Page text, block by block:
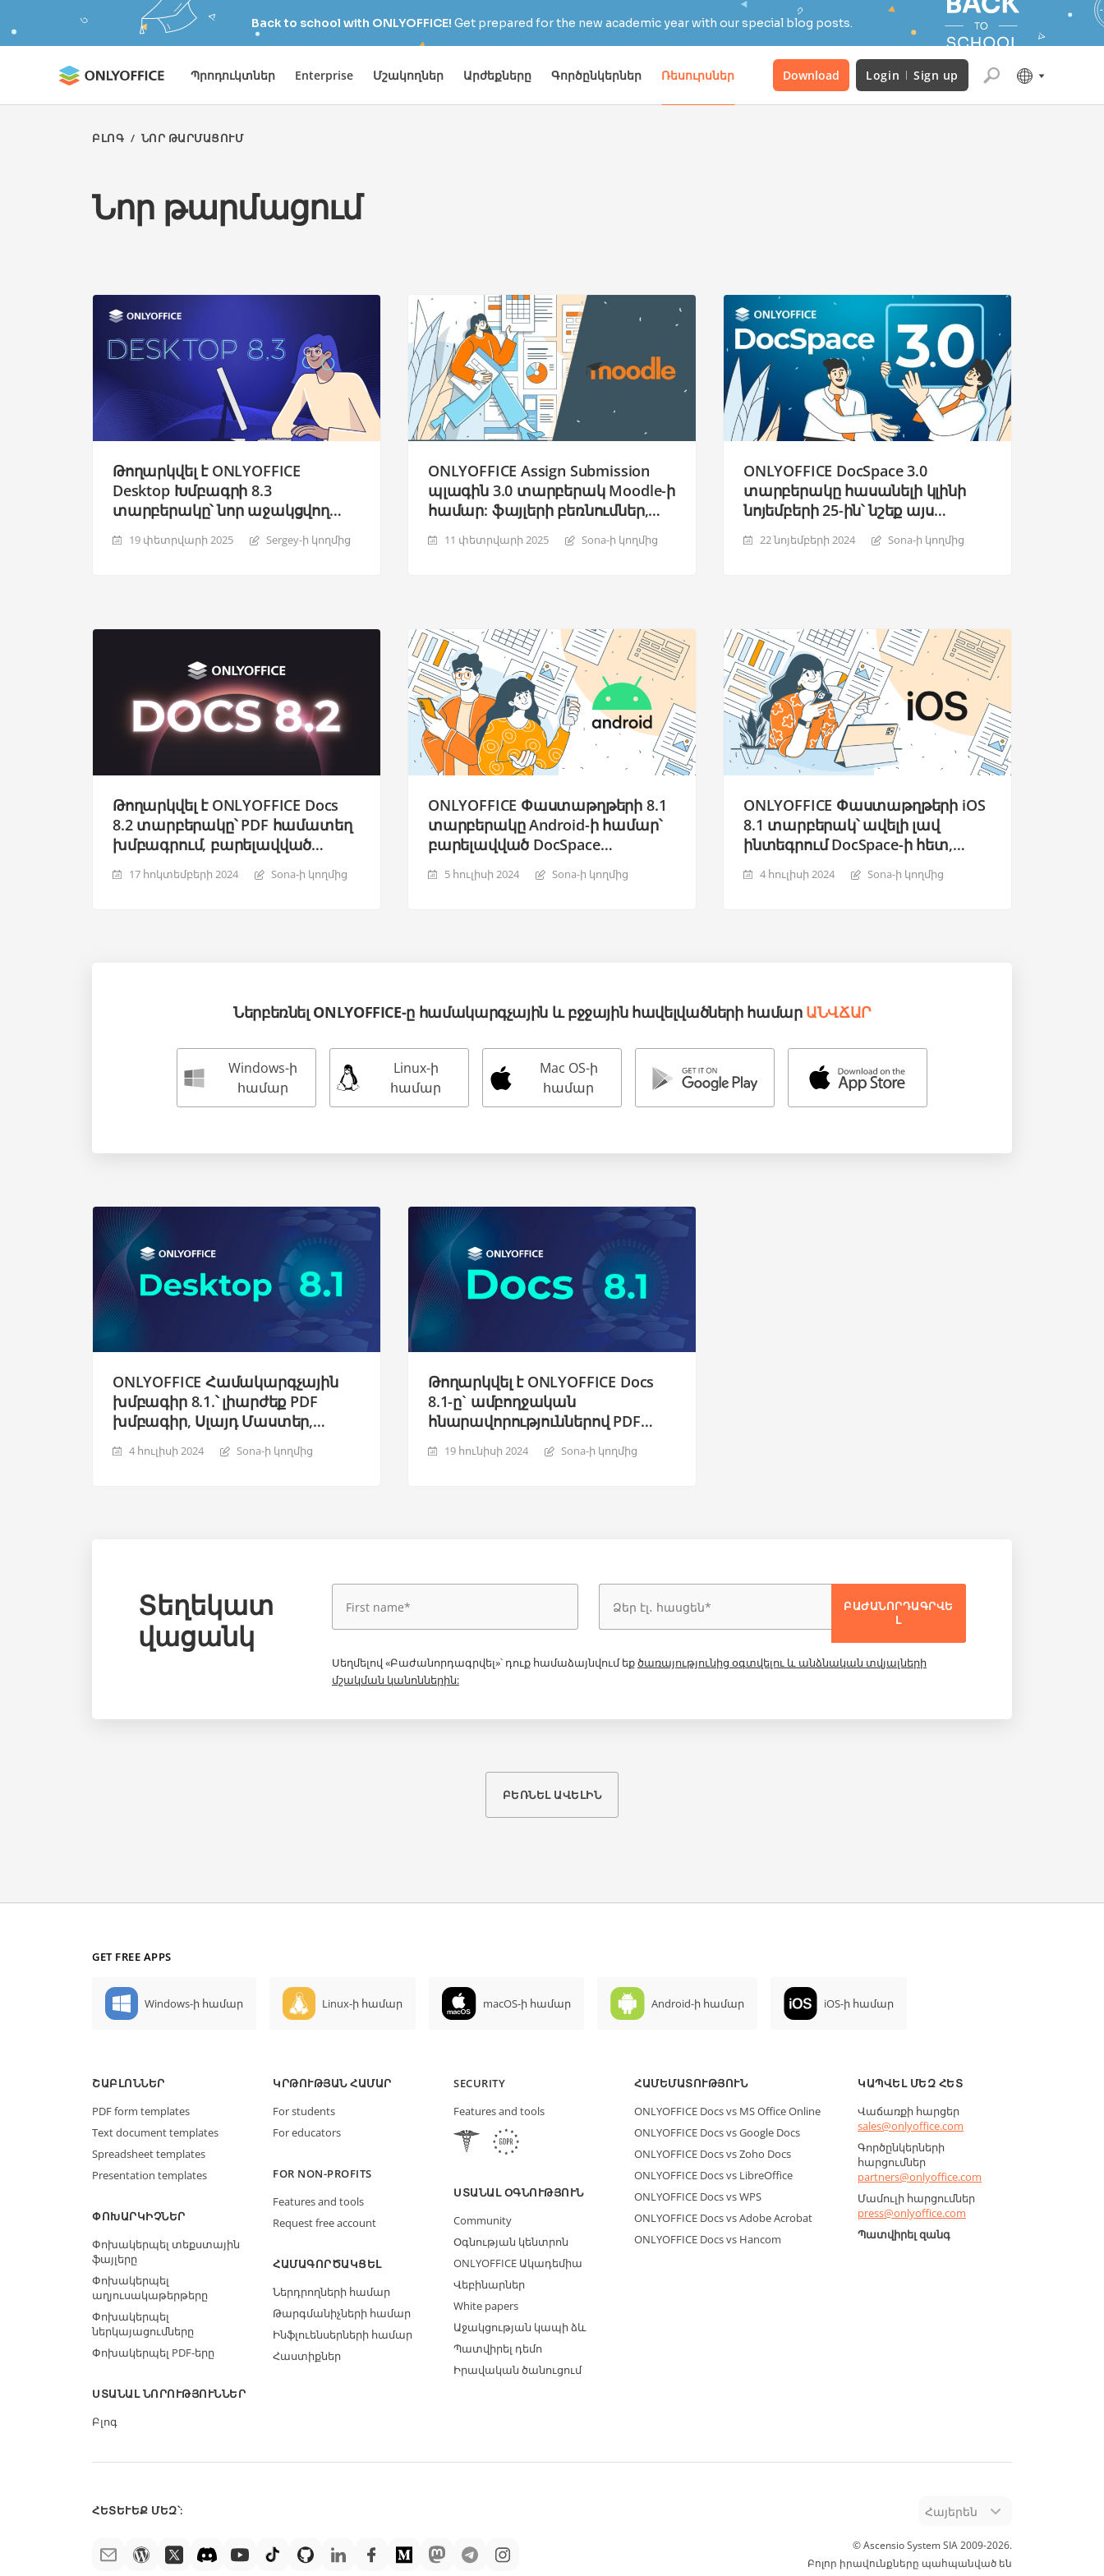
Back to school with ONLYOFFICE! Get prepared for the new academic year with our special blog posts.
Պրոդուկտներ Enterprise Մշակողներ Արժեքները Գործընկերներ Ռեսուրսներ Download Login Sign up
ԲԼՈԳ / ՆՈՐ ԹԱՐՄԱՑՈՒՄ
Նոր թարմացում
Թողարկվել է ONLYOFFICE
Desktop Խմբագրի 8.3
տարբերակը՝ նոր աջակցվող
Միաձուլվող ձևեր,
19 փետրվարի 2025 Sergey-ի կողմից
ONLYOFFICE Assign Submission
պլագին 3.0 տարբերակ Moodle-ի
համար: ֆայլերի բեռնումներ,
բարելավված PDF ձևերի
11 փետրվարի 2025 Sona-ի կողմից
ONLYOFFICE DocSpace 3.0
տարբերակը հասանելի կլինի
նոյեմբերի 25-ին՝ նշեք այս
անվճար վեբինարին:
22 նոյեմբերի 2024 Sona-ի կողմից
Թողարկվել է ONLYOFFICE Docs
8.2 տարբերակը՝ PDF համատեղ
խմբագրում, բարելավված
աշխատանք, RTL
17 հոկտեմբերի 2024 Sona-ի կողմից
ONLYOFFICE Փաստաթղթերի 8.1
տարբերակը Android-ի համար՝
բարելավված DocSpace
նույնականացում, ինտերֆեյսի
5 հուլիսի 2024 Sona-ի կողմից
ONLYOFFICE Փաստաթղթերի iOS
8.1 տարբերակ՝ ավելի լավ
ինտեգրում DocSpace-ի հետ,
ուղղահայաց հավասարեցում
4 հուլիսի 2024 Sona-ի կողմից
Ներբեռնել ONLYOFFICE-ը համակարգչային և բջջային հավելվածների համար ԱՆՎՃԱՐ
Windows-ի
համար
Linux-ի
համար
Mac OS-ի
համար
ONLYOFFICE Համակարգչային
խմբագիր 8.1.՝ լիարժեք PDF
խմբագիր, Սլայդ Մաստեր,
բարելավված RTL,
տեղայնացման նոր
4 հուլիսի 2024 Sona-ի կողմից
Թողարկվել է ONLYOFFICE Docs
8.1-ը` ամբողջական
հնարավորություններով PDF
խմբագիր, Սլայդ Մաստեր,
բարելավված RTL, ընդլայնված
19 հունիսի 2024 Sona-ի կողմից
Տեղեկատ
վացանկ
ԲԱԺԱՆՈՐԴԱԳՐՎԵ
Լ
Սեղմելով «Բաժանորդագրվել»՝ դուք համաձայնվում եքծառայությունից օգտվելու և անձնական տվյալների
մշակման կանոններին:
ԲԵՌՆԵԼ ԱՎԵԼԻՆ
GET FREE APPS
Windows-ի համար Linux-ի համար macOS-ի համար Android-ի համար iOS-ի համար
ՇԱԲԼՈՆՆԵՐ
PDF form templates
Text document templates
Spreadsheet templates
Presentation templates
ՓՈԽԱՐԿԻՉՆԵՐ
Փոխակերպել տեքստային
ֆայլերը
Փոխակերպել
աղյուսակաթերթերը
Փոխակերպել
ներկայացումները
Փոխակերպել PDF-երը
ՍՏԱՆԱԼ ՆՈՐՈՒԹՅՈՒՆՆԵՐ
Բլոգ
ԿՐԹՈՒԹՅԱՆ ՀԱՄԱՐ
For students
For educators
FOR NON-PROFITS
Features and tools
Request free account
ՀԱՄԱԳՈՐԾԱԿՑԵԼ
Ներդրողների համար
Թարգմանիչների համար
Ինֆլուենսերների համար
Հաստիքներ
SECURITY
Features and tools
ՍՏԱՆԱԼ ՕԳՆՈՒԹՅՈՒՆ
Community
Օգնության կենտրոն
ONLYOFFICE Ակադեմիա
Վեբինարներ
White papers
Աջակցության կապի ձև
Պատվիրել դեմո
Իրավական ծանուցում
ՀԱՄԵՄԱՏՈՒԹՅՈՒՆ
ONLYOFFICE Docs vs MS Office Online
ONLYOFFICE Docs vs Google Docs
ONLYOFFICE Docs vs Zoho Docs
ONLYOFFICE Docs vs LibreOffice
ONLYOFFICE Docs vs WPS
ONLYOFFICE Docs vs Adobe Acrobat
ONLYOFFICE Docs vs Hancom
ԿԱՊՎԵԼ ՄԵԶ ՀԵՏ
Վաճառքի հարցեր
sales@onlyoffice.com
Գործընկերների
հարցումներ
partners@onlyoffice.com
Մամուլի հարցումներ
press@onlyoffice.com
Պատվիրել զանգ
ՀԵՏԵՒԵՔ ՄԵԶ՝: Հայերեն
© Ascensio System SIA 2009-2026.
Բոլոր իրավունքները պահպանված են